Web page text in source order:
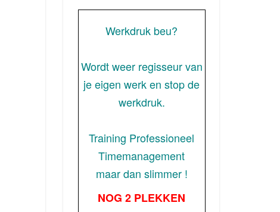
Werkdruk beu?
Wordt weer regisseur van
je eigen werk en stop de
werkdruk.
Training Professioneel
Timemanagement
maar dan slimmer !
NOG 2 PLEKKEN